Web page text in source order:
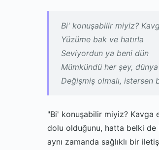
Bi' konuşabilir miyiz?
Yüzüme bak ve hatırla
Seviyordun ya beni dün
Mümkündü her şey,
Değişmiş olmalı, istersen
"Bi' konuşabilir miyiz? Kavga
dolu olduğunu, hatta belki
aynı zamanda sağlıklı bir